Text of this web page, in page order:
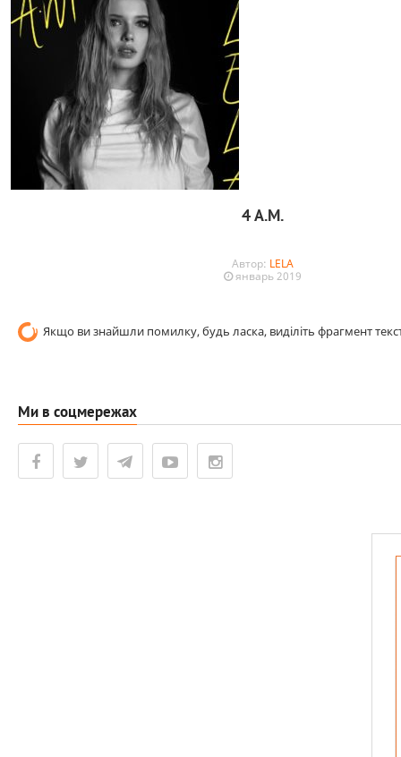
4 A.M.
Автор: LELA
январь 2019
Якщо ви знайшли помилку, будь ласка, виділіть фрагмент
Ми в соцмережах